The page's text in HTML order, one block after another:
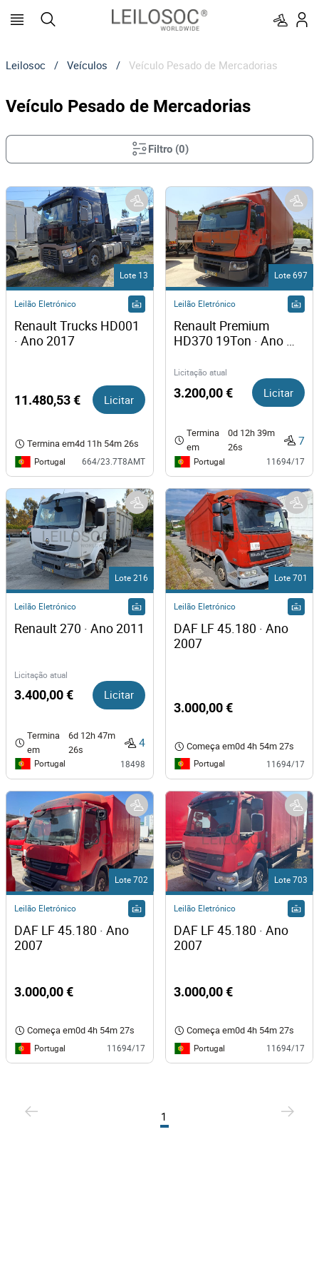
Leilosoc / Veículos / Veículo Pesado de Mercadorias
Veículo Pesado de Mercadorias
Filtro(0)
Lote 13
Leilão Eletrónico
Renault Trucks HD001
· Ano 2017
11.480,53 € Licitar
Termina em4d 11h 54m 26s
Portugal 664/23.7T8AMT
Lote 697
Leilão Eletrónico
Renault Premium
HD370 19Ton · Ano
Licitação atual
3.200,00 € Licitar
Termina
em
0d 12h 39m
26s
7
Portugal 11694/17
Lote 216
Leilão Eletrónico
Renault 270 · Ano 2011
Licitação atual
3.400,00 € Licitar
Termina
em
6d 12h 47m
26s
4
Portugal 18498
Lote 701
Leilão Eletrónico
DAF LF 45.180 · Ano
3.000,00 €
Começa em0d 4h 54m 27s
Portugal 11694/17
Lote 702
Leilão Eletrónico
DAF LF 45.180 · Ano
3.000,00 €
Começa em0d 4h 54m 27s
Portugal 11694/17
Lote 703
Leilão Eletrónico
DAF LF 45.180 · Ano
3.000,00 €
Começa em0d 4h 54m 27s
Portugal 11694/17
1